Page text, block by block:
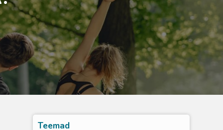
Teemad